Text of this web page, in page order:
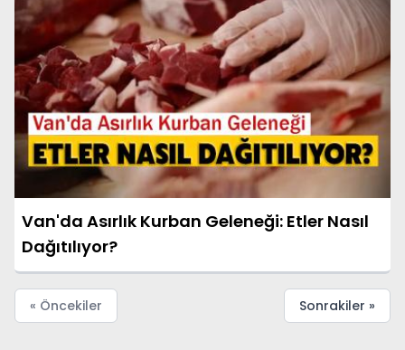
Van'da Asırlık Kurban Geleneği: Etler Nasıl
Dağıtılıyor?
« Öncekiler Sonrakiler »